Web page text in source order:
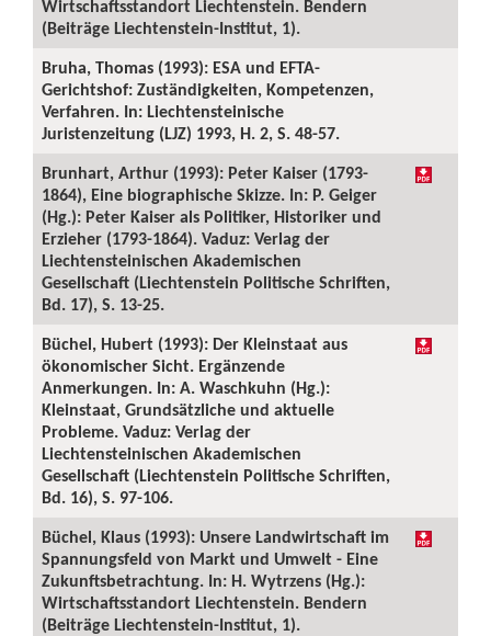
Wirtschaftsstandort Liechtenstein. Bendern
(Beiträge Liechtenstein-Institut, 1).
Bruha, Thomas (1993): ESA und EFTA-
Gerichtshof: Zuständigkeiten, Kompetenzen,
Verfahren. In: Liechtensteinische
Juristenzeitung (LJZ) 1993, H. 2, S. 48-57.
Brunhart, Arthur (1993): Peter Kaiser (1793-
1864), Eine biographische Skizze. In: P. Geiger
(Hg.): Peter Kaiser als Politiker, Historiker und
Erzieher (1793-1864). Vaduz: Verlag der
Liechtensteinischen Akademischen
Gesellschaft (Liechtenstein Politische Schriften,
Bd. 17), S. 13-25.
Büchel, Hubert (1993): Der Kleinstaat aus
ökonomischer Sicht. Ergänzende
Anmerkungen. In: A. Waschkuhn (Hg.):
Kleinstaat, Grundsätzliche und aktuelle
Probleme. Vaduz: Verlag der
Liechtensteinischen Akademischen
Gesellschaft (Liechtenstein Politische Schriften,
Bd. 16), S. 97-106.
Büchel, Klaus (1993): Unsere Landwirtschaft im
Spannungsfeld von Markt und Umwelt - Eine
Zukunftsbetrachtung. In: H. Wytrzens (Hg.):
Wirtschaftsstandort Liechtenstein. Bendern
(Beiträge Liechtenstein-Institut, 1).